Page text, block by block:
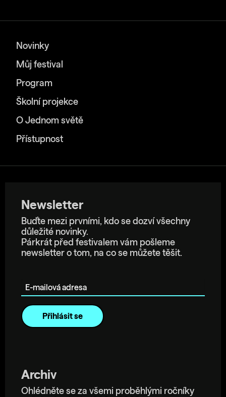
Novinky
Můj festival
Program
Školní projekce
O Jednom světě
Přístupnost
Newsletter
Buďte mezi prvními, kdo se dozví všechny
důležité novinky.
Párkrát před festivalem vám pošleme
newsletter o tom, na co se můžete těšit.
Archiv
Ohlédněte se za všemi proběhlými ročníky